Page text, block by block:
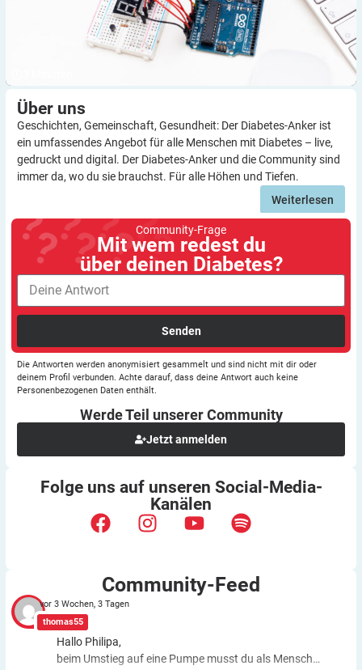
Über uns
Geschichten, Gemeinschaft, Gesundheit: Der Diabetes-Anker ist
ein umfassendes Angebot für alle Menschen mit Diabetes – live,
gedruckt und digital. Der Diabetes-Anker und die Community sind
immer da, wo du sie brauchst. Für alle Höhen und Tiefen.
Weiterlesen
Community-Frage
Mit wem redest du
über deinen Diabetes?
Senden
Die Antworten werden anonymisiert gesammelt und sind nicht mit dir oder
deinem Profil verbunden. Achte darauf, dass deine Antwort auch keine
Personenbezogenen Daten enthält.
Werde Teil unserer Community
Jetzt anmelden
Folge uns auf unseren Social-Media-
Kanälen
Community-Feed
thomas55
vor 3 Wochen, 3 Tagen
Hallo Philipa,
beim Umstieg auf eine Pumpe musst du als Mensch